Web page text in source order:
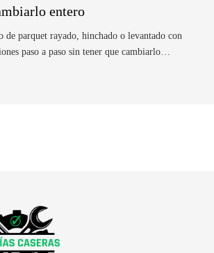
entero
de parquet rayado, hinchado o levantado con
paso a paso sin tener que cambiarlo…